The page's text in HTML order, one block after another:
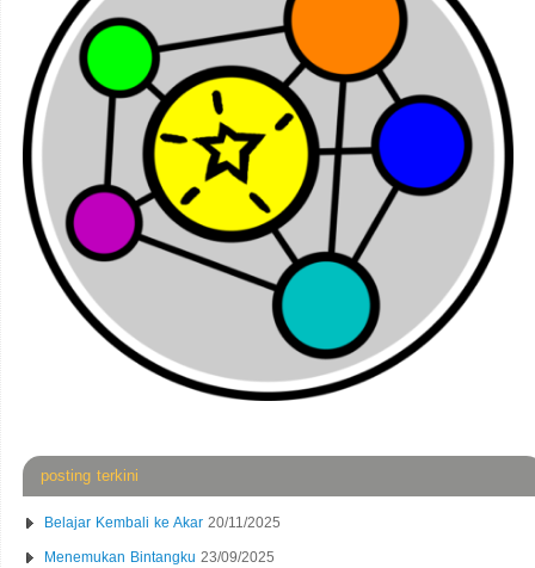
posting terkini
Belajar Kembali ke Akar 20/11/2025
Menemukan Bintangku 23/09/2025